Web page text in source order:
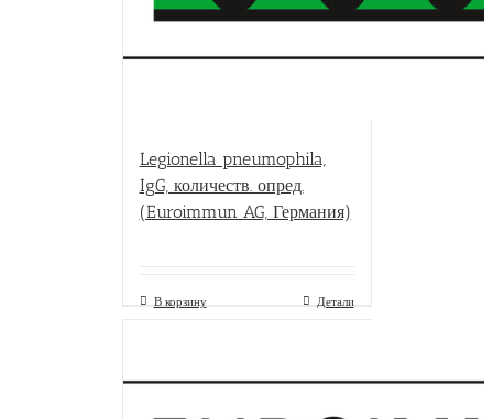
Legionella pneumophila,
IgG, количеств. опред.
(Euroimmun AG, Германия)
В корзину Детали